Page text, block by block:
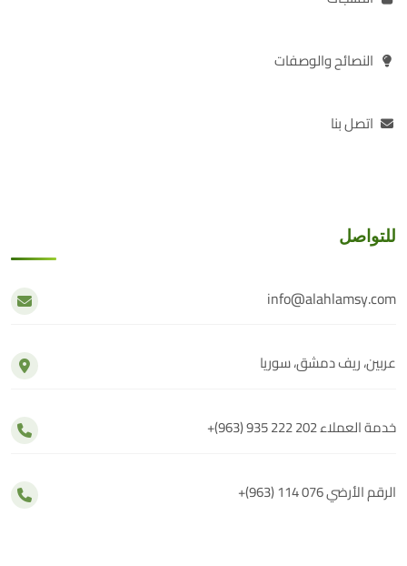
النصائح والوصفات
اتصل بنا
للتواصل
info@alahlamsy.com
عربين، ريف دمشق، سوريا
+(963) 935 222 202خدمة العملاء
+(963) 114 076الرقم الأرضي